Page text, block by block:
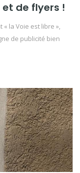
de flyers !
la Voie est libre »,
de publicité bien